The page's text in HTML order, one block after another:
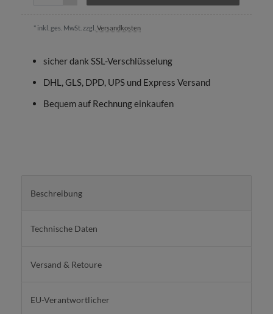
* inkl. ges. MwSt. zzgl. Versandkosten
sicher dank SSL-Verschlüsselung
DHL, GLS, DPD, UPS und Express Versand
Bequem auf Rechnung einkaufen
Beschreibung
Technische Daten
Versand & Retoure
EU-Verantwortlicher